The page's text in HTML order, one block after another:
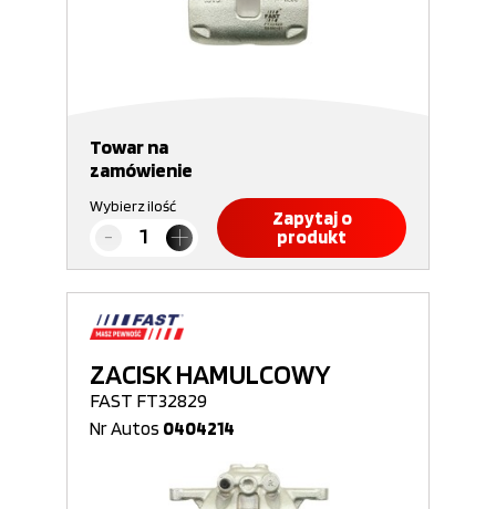
Towar na
zamówienie
Wybierz ilość
Zapytaj o
produkt
ZACISK HAMULCOWY
FAST FT32829
Nr Autos 0404214